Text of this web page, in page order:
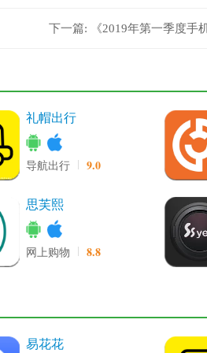
下一篇: 《2019年第一季度
礼帽出行
导航出行 9.0
思芙熙
网上购物 8.8
易花花